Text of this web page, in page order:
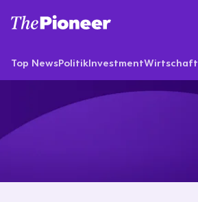
Top NewsPolitikInvestmentWirtschaft